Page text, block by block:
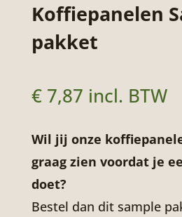
Koffiepanelen
pakket
€7,87 incl. BTW
Wil jij onze
graag zien voordat je
doet?
Bestel dan dit sample